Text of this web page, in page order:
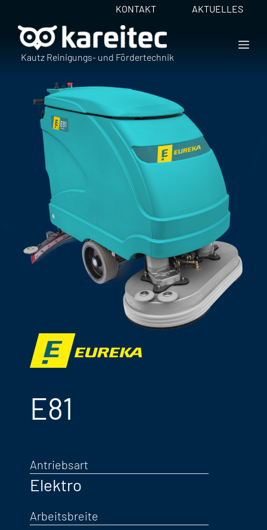
Inhalt
springen
KONTAKT AKTUELLES
Kautz Reinigungs- und Fördertechnik
E81
Antriebsart
Elektro
Arbeitsbreite